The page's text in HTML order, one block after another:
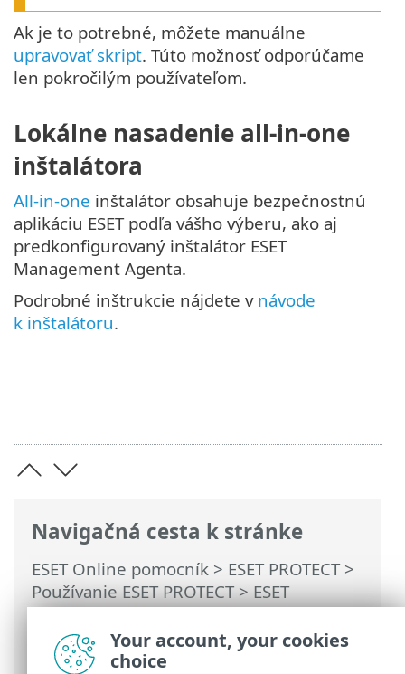
Navigačná cesta k stránke
ESET Online pomocník > ESET PROTECT>
Používanie ESET PROTECT>ESET
PROTECT pre poskytovateľov
spravovaných služieb>Proces nasadenia
pre MSP
> Lokálne nasadenie agenta
Ak je to potrebné, môžete manuálne
upravovať skript. Túto možnosť odporúčame
len pokročilým používateľom.
Lokálne nasadenie all-in-one
inštalátora
All‑in‑one inštalátor obsahuje bezpečnostnú
aplikáciu ESET podľa vášho výberu, ako aj
predkonfigurovaný inštalátor ESET
Management Agenta.
Podrobné inštrukcie nájdete v návode
k inštalátoru.
Your account, your cookies
choice